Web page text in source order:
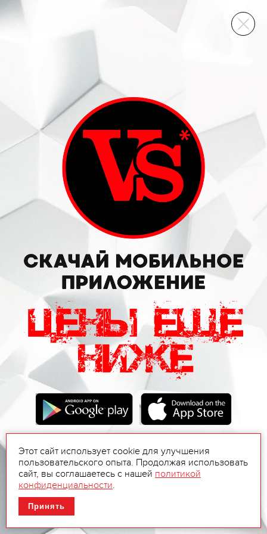
ВИННЫЙ СКЛАД
Этот сайт использует cookie для улучшения
пользовательского опыта. Продолжая использовать
сайт, вы соглашаетесь с нашей политикой
конфиденциальности.
Принять